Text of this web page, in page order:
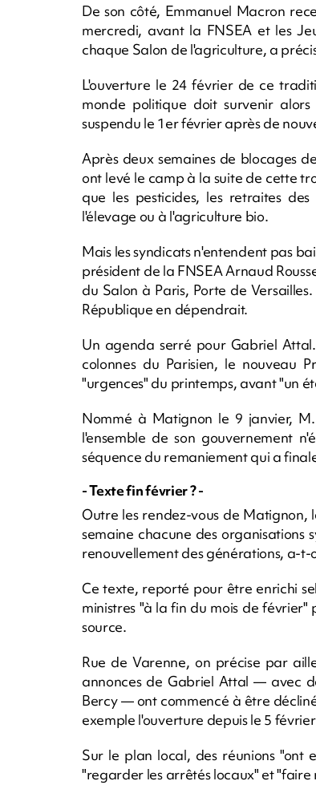
De son côté, Emmanuel Macron
mercredi, avant la FNSEA et les
chaque Salon de l'agriculture, a
L'ouverture le 24 février de ce
monde politique doit survenir
suspendu le 1er février après de
Après deux semaines de blocages
ont levé le camp à la suite de cette
que les pesticides, les retraites
l'élevage ou à l'agriculture bio.
Mais les syndicats n'entendent pas
président de la FNSEA Arnaud
du Salon à Paris, Porte de
République en dépendrait.
Un agenda serré pour Gabriel
colonnes du Parisien, le nouveau
"urgences" du printemps, avant "un
Nommé à Matignon le 9 janvier,
l'ensemble de son gouvernement
séquence du remaniement qui a
- Texte fin février ? -
Outre les rendez-vous de Matignon,
semaine chacune des organisations
renouvellement des générations, a-
Ce texte, reporté pour être enrichi
ministres "à la fin du mois de
source.
Rue de Varenne, on précise par
annonces de Gabriel Attal — avec
Bercy — ont commencé à être
exemple l'ouverture depuis le 5
Sur le plan local, des réunions "ont
"regarder les arrêtés locaux" et